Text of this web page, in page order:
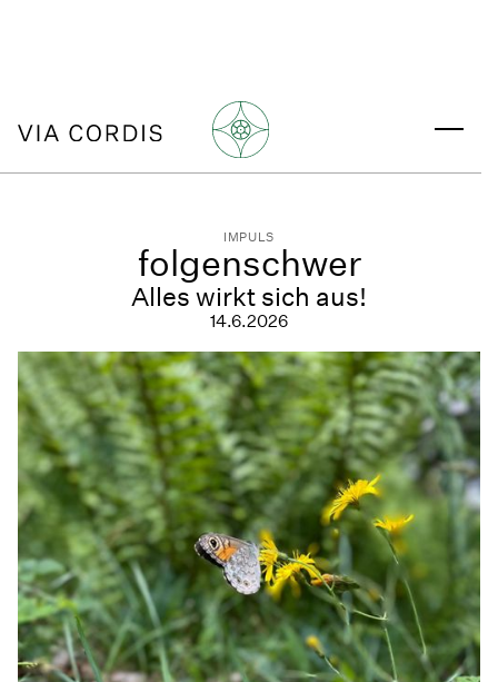
IMPULS
folgenschwer
Alles wirkt sich aus!
14.6.2026